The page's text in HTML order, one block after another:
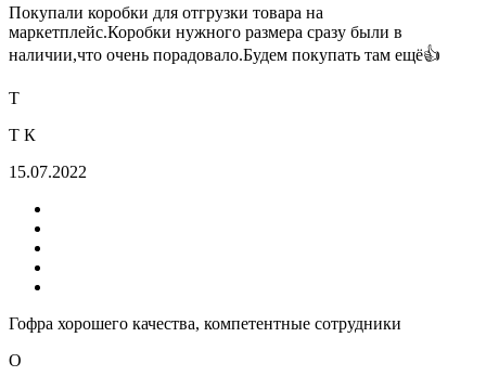
Покупали коробки для отгрузки товара на
маркетплейс.Коробки нужного размера сразу были в
наличии,что очень порадовало.Будем покупать там ещё👍
Т
Т К
15.07.2022
Гофра хорошего качества, компетентные сотрудники
О